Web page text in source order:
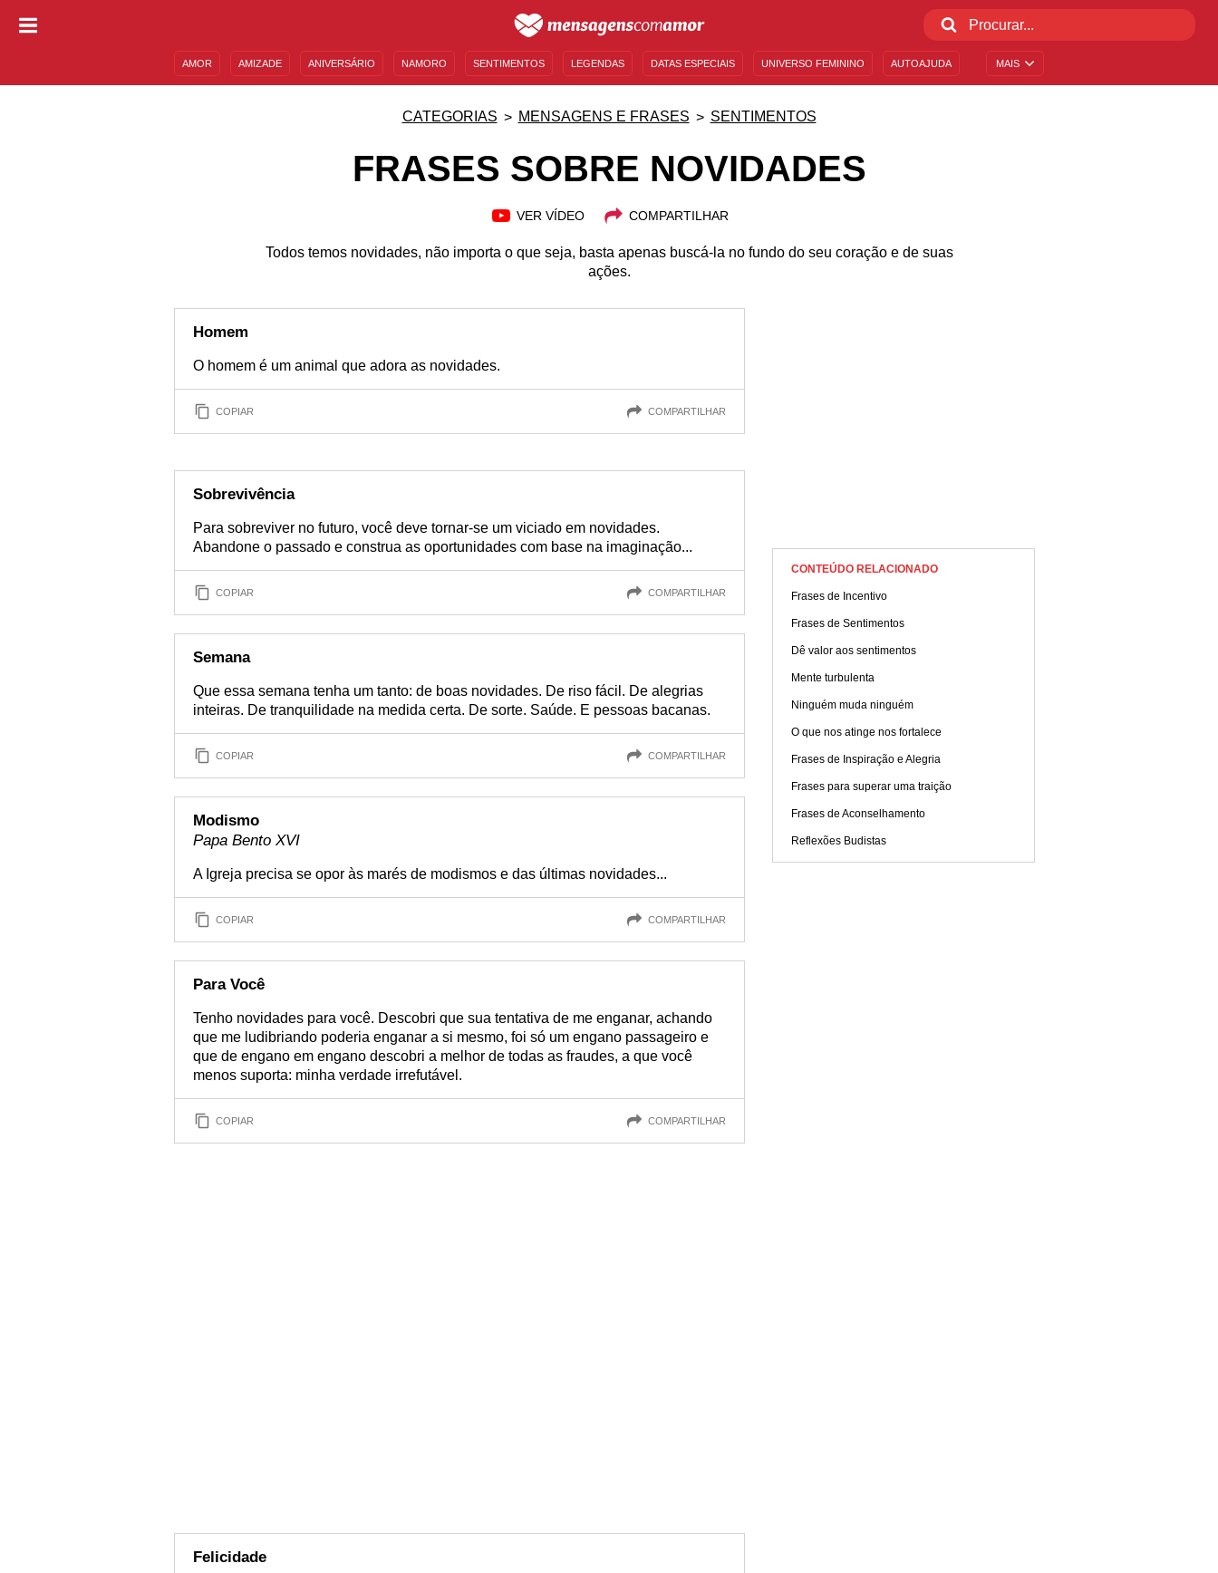
MAIS
AMOR AMIZADE ANIVERSÁRIO NAMORO SENTIMENTOS LEGENDAS DATAS ESPECIAIS UNIVERSO FEMININO AUTOAJUDA
CATEGORIAS MENSAGENS E FRASES SENTIMENTOS
FRASES SOBRE NOVIDADES
VER VÍDEO COMPARTILHAR
Todos temos novidades, não importa o que seja, basta apenas buscá-la no fundo do seu coração e de suas
ações.
Homem
O homem é um animal que adora as novidades.
COPIAR COMPARTILHAR
Sobrevivência
Para sobreviver no futuro, você deve tornar-se um viciado em novidades.
Abandone o passado e construa as oportunidades com base na imaginação...
COPIAR COMPARTILHAR
Semana
Que essa semana tenha um tanto: de boas novidades. De riso fácil. De alegrias
inteiras. De tranquilidade na medida certa. De sorte. Saúde. E pessoas bacanas.
COPIAR COMPARTILHAR
Modismo
Papa Bento XVI
A Igreja precisa se opor às marés de modismos e das últimas novidades...
COPIAR COMPARTILHAR
Para Você
Tenho novidades para você. Descobri que sua tentativa de me enganar, achando
que me ludibriando poderia enganar a si mesmo, foi só um engano passageiro e
que de engano em engano descobri a melhor de todas as fraudes, a que você
menos suporta: minha verdade irrefutável.
COPIAR COMPARTILHAR
Felicidade
CONTEÚDO RELACIONADO
Frases de Incentivo
Frases de Sentimentos
Dê valor aos sentimentos
Mente turbulenta
Ninguém muda ninguém
O que nos atinge nos fortalece
Frases de Inspiração e Alegria
Frases para superar uma traição
Frases de Aconselhamento
Reflexões Budistas